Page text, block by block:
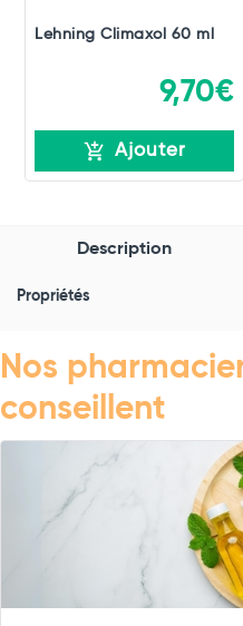
Lehning Climaxol 60 ml
9,70€
Ajouter
Description
Propriétés
Nos
conseillent